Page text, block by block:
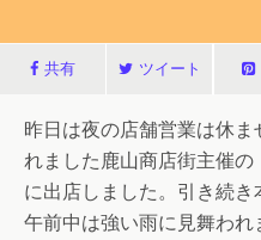
共有 ツイート
昨日は夜の店舗営業は休
れました鹿山商店街主催の
に出店しました。引き続き
午前中は強い雨に見舞わ